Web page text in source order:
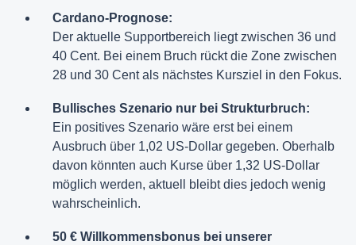
Cardano-Prognose:
Der aktuelle Supportbereich liegt zwischen 36 und
40 Cent. Bei einem Bruch rückt die Zone zwischen
28 und 30 Cent als nächstes Kursziel in den Fokus.
Bullisches Szenario nur bei Strukturbruch:
Ein positives Szenario wäre erst bei einem
Ausbruch über 1,02 US-Dollar gegeben. Oberhalb
davon könnten auch Kurse über 1,32 US-Dollar
möglich werden, aktuell bleibt dies jedoch wenig
wahrscheinlich.
50 € Willkommensbonus bei unserer